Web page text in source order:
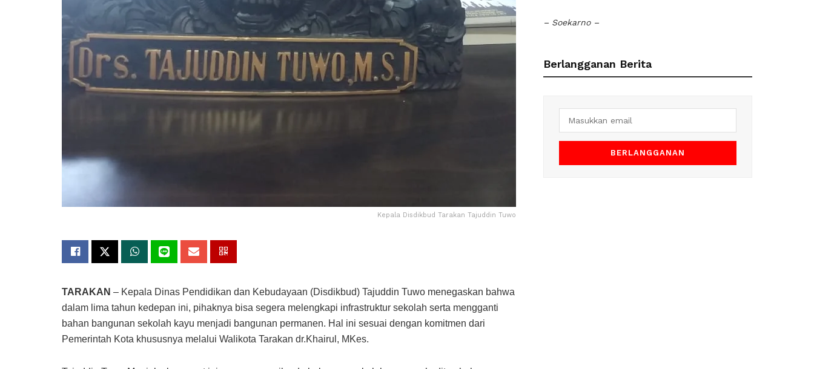
Kepala Disdikbud Tarakan Tajuddin Tuwo
TARAKAN – Kepala Dinas Pendidikan dan Kebudayaan (Disdikbud) Tajuddin Tuwo menegaskan bahwa
dalam lima tahun kedepan ini, pihaknya bisa segera melengkapi infrastruktur sekolah serta mengganti
bahan bangunan sekolah kayu menjadi bangunan permanen. Hal ini sesuai dengan komitmen dari
Pemerintah Kota khususnya melalui Walikota Tarakan dr.Khairul, MKes.
– Soekarno –
Berlangganan Berita